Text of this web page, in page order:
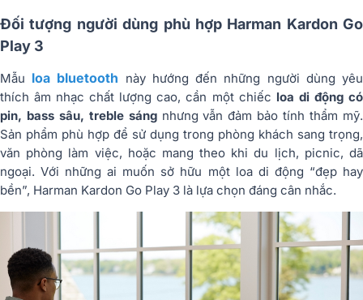
Đối tượng người dùng phù hợp Harman Kardon Go
Play 3
Mẫu loa bluetooth này hướng đến những người dùng yêu
thích âm nhạc chất lượng cao, cần một chiếc loa di động có
pin, bass sâu, treble sángnhưng vẫn đảm bảo tính thẩm mỹ.
Sản phẩm phù hợp để sử dụng trong phòng khách sang trọng,
văn phòng làm việc, hoặc mang theo khi du lịch, picnic, dã
ngoại. Với những ai muốn sở hữu một loa di động “đẹp hay
bền”, Harman Kardon Go Play 3 là lựa chọn đáng cân nhắc.